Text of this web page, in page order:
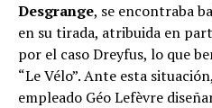
Desgrange, se encontraba
en su tirada, atribuida en
por el caso Dreyfus, lo que
“Le Vélo”. Ante esta
empleado Géo Lefèvre